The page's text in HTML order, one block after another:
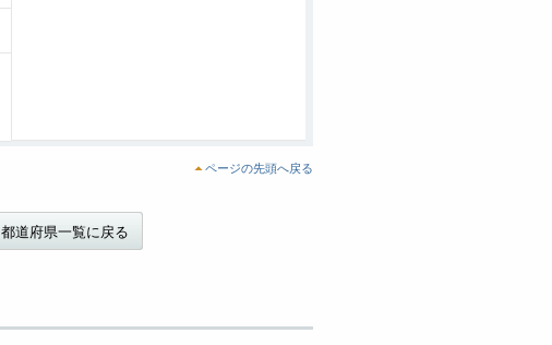
ページの先頭へ戻る
都道府県一覧に戻る